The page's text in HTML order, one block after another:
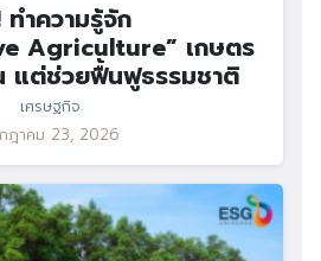
Search
ำความรู้จัก
Agriculture” เกษตร
แต่ช่วยฟื้นฟูธรรมชาติ
เศรษฐกิจ
ฎาคม 23, 2026